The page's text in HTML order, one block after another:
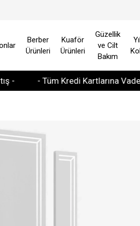
- Tüm Kredi Kartlarına Vade
Berber
Ürünleri
Kuaför
Ürünleri
Güzellik
ve Cilt
Bakım